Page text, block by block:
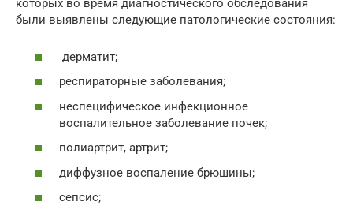
которых во время диагностического обследования
были выявлены следующие патологические состояния:
дерматит;
респираторные заболевания;
неспецифическое инфекционное
воспалительное заболевание почек;
полиартрит, артрит;
диффузное воспаление брюшины;
сепсис;